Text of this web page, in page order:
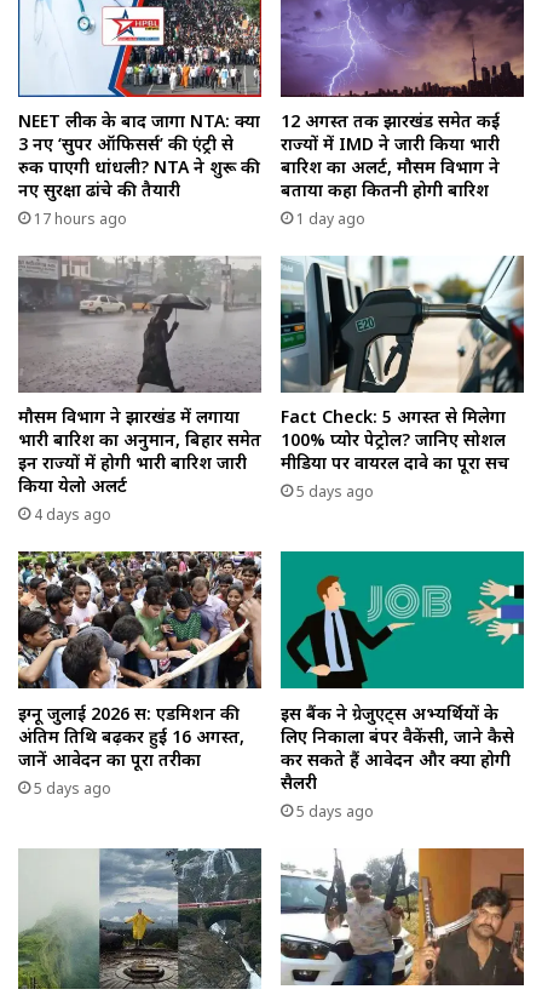
NEET लीक के बाद जागा NTA: क्या
3 नए ‘सुपर ऑफिसर्स’ की एंट्री से
रुक पाएगी धांधली? NTA ने शुरू की
नए सुरक्षा ढांचे की तैयारी
17 hours ago
12 अगस्त तक झारखंड समेत कई
राज्यों में IMD ने जारी किया भारी
बारिश का अलर्ट, मौसम विभाग ने
बताया कहा कितनी होगी बारिश
1 day ago
मौसम विभाग ने झारखंड में लगाया
भारी बारिश का अनुमान, बिहार समेत
इन राज्यों में होगी भारी बारिश जारी
किया येलो अलर्ट
4 days ago
Fact Check: 5 अगस्त से मिलेगा
100% प्योर पेट्रोल? जानिए सोशल
मीडिया पर वायरल दावे का पूरा सच
5 days ago
इग्नू जुलाई 2026 सत्र: एडमिशन की
अंतिम तिथि बढ़कर हुई 16 अगस्त,
जानें आवेदन का पूरा तरीका
5 days ago
इस बैंक ने ग्रेजुएट्स अभ्यर्थियों के
लिए निकाला बंपर वैकेंसी, जाने कैसे
कर सकते हैं आवेदन और क्या होगी
सैलरी
5 days ago